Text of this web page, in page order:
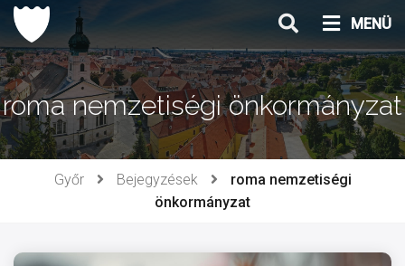
Ugrás
tartalomhoz
MENÜ
roma nemzetiségi önkormányzat
Győr Bejegyzések
roma nemzetiségi
önkormányzat